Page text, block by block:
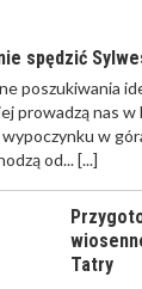
spędzić
poszukiwania
prowadzą nas w
w
od...[...]
Tatry